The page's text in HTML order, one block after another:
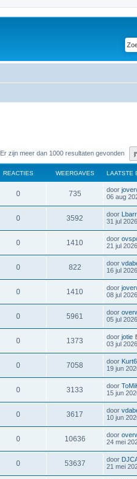
Er zijn meer dan 1000 resultaten gevonden
REACTIES WEERGAVES LAATSTE
0 735 door
06 aug
0 3592 door
31 jul
0 1410 door
21 jul
0 822 door
16 jul
0 1410 door
08 jul
0 5961 door
05 jul
0 1373 door jotie
03 jul
0 7058 door
19 jun
0 3133 door
15 jun
0 3617 door
10 jun
0 10636 door
24 mei
0 53637 door
21 mei